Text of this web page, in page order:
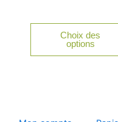
Choix des
options